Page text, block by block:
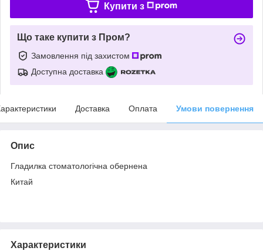
Купити з
Що таке купити з Пром?
Замовлення під захистом
Доступна доставка
Доставка Оплата Умови повернення
Опис
Гладилка стоматологічна обернена
Китай
Характеристики